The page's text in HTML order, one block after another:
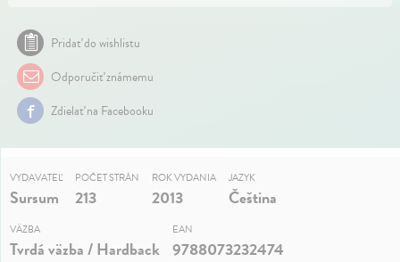
Pridať do wishlistu
Odporučiť známemu
Zdielať na Facebooku
VYDAVATEĽ
Sursum
POČET STRÁN
213
ROK VYDANIA
2013
JAZYK
Čeština
VÄZBA
Tvrdá väzba / Hardback
EAN
9788073232474